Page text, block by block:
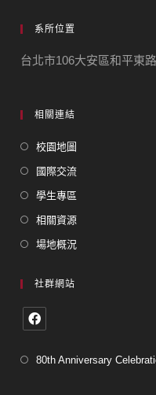
系所位置
台北市106大安區和平東
相關連結
校園地圖
國際交流
學生專區
相關資源
場地概況
社群網站
80th Anniversary